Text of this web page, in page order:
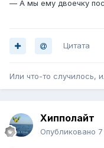
— А мы ему двоечку
Цитата
Или что-то случилось,
Хипполайт
Опубликовано